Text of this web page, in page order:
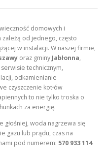
domowych i
zależą od jednego, często
w instalacji. W naszej firmie,
oraz gminy Jabłonna,
technicznym,
odkamienianie
czyszczenie kotłów
to nie tylko troska o
za energię.
głośniej, woda nagrzewa się
gazu lub prądu, czas na
pod numerem: 570 933 114.